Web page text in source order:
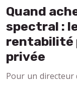
Quand
spectral :
rentabilité
privée
Pour un directeur